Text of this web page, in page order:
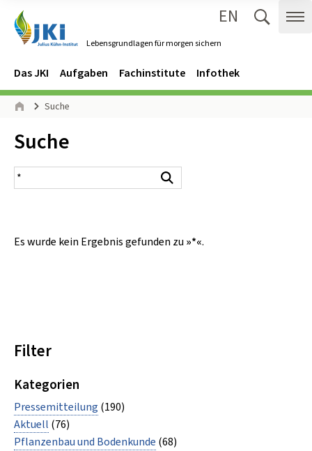
Lebensgrundlagen für morgen sichern
EN
Navigation
Hauptmenü
Das JKI Aufgaben Fachinstitute Infothek
Seitenpfad
Suche
Inhalt:
Suche
Suchergebnis
Es wurde kein Ergebnis gefunden zu »*«.
Filter
Kategorien
Pressemitteilung (190)
Aktuell (76)
Pflanzenbau und Bodenkunde (68)